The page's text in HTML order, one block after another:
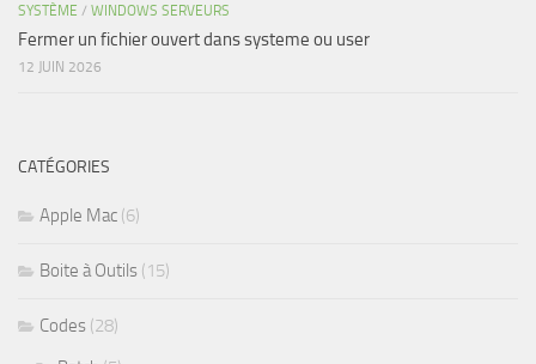
SYSTÈME / WINDOWS SERVEURS
Fermer un fichier ouvert dans systeme ou user
12 JUIN 2026
CATÉGORIES
Apple Mac (6)
Boite à Outils (15)
Codes (28)